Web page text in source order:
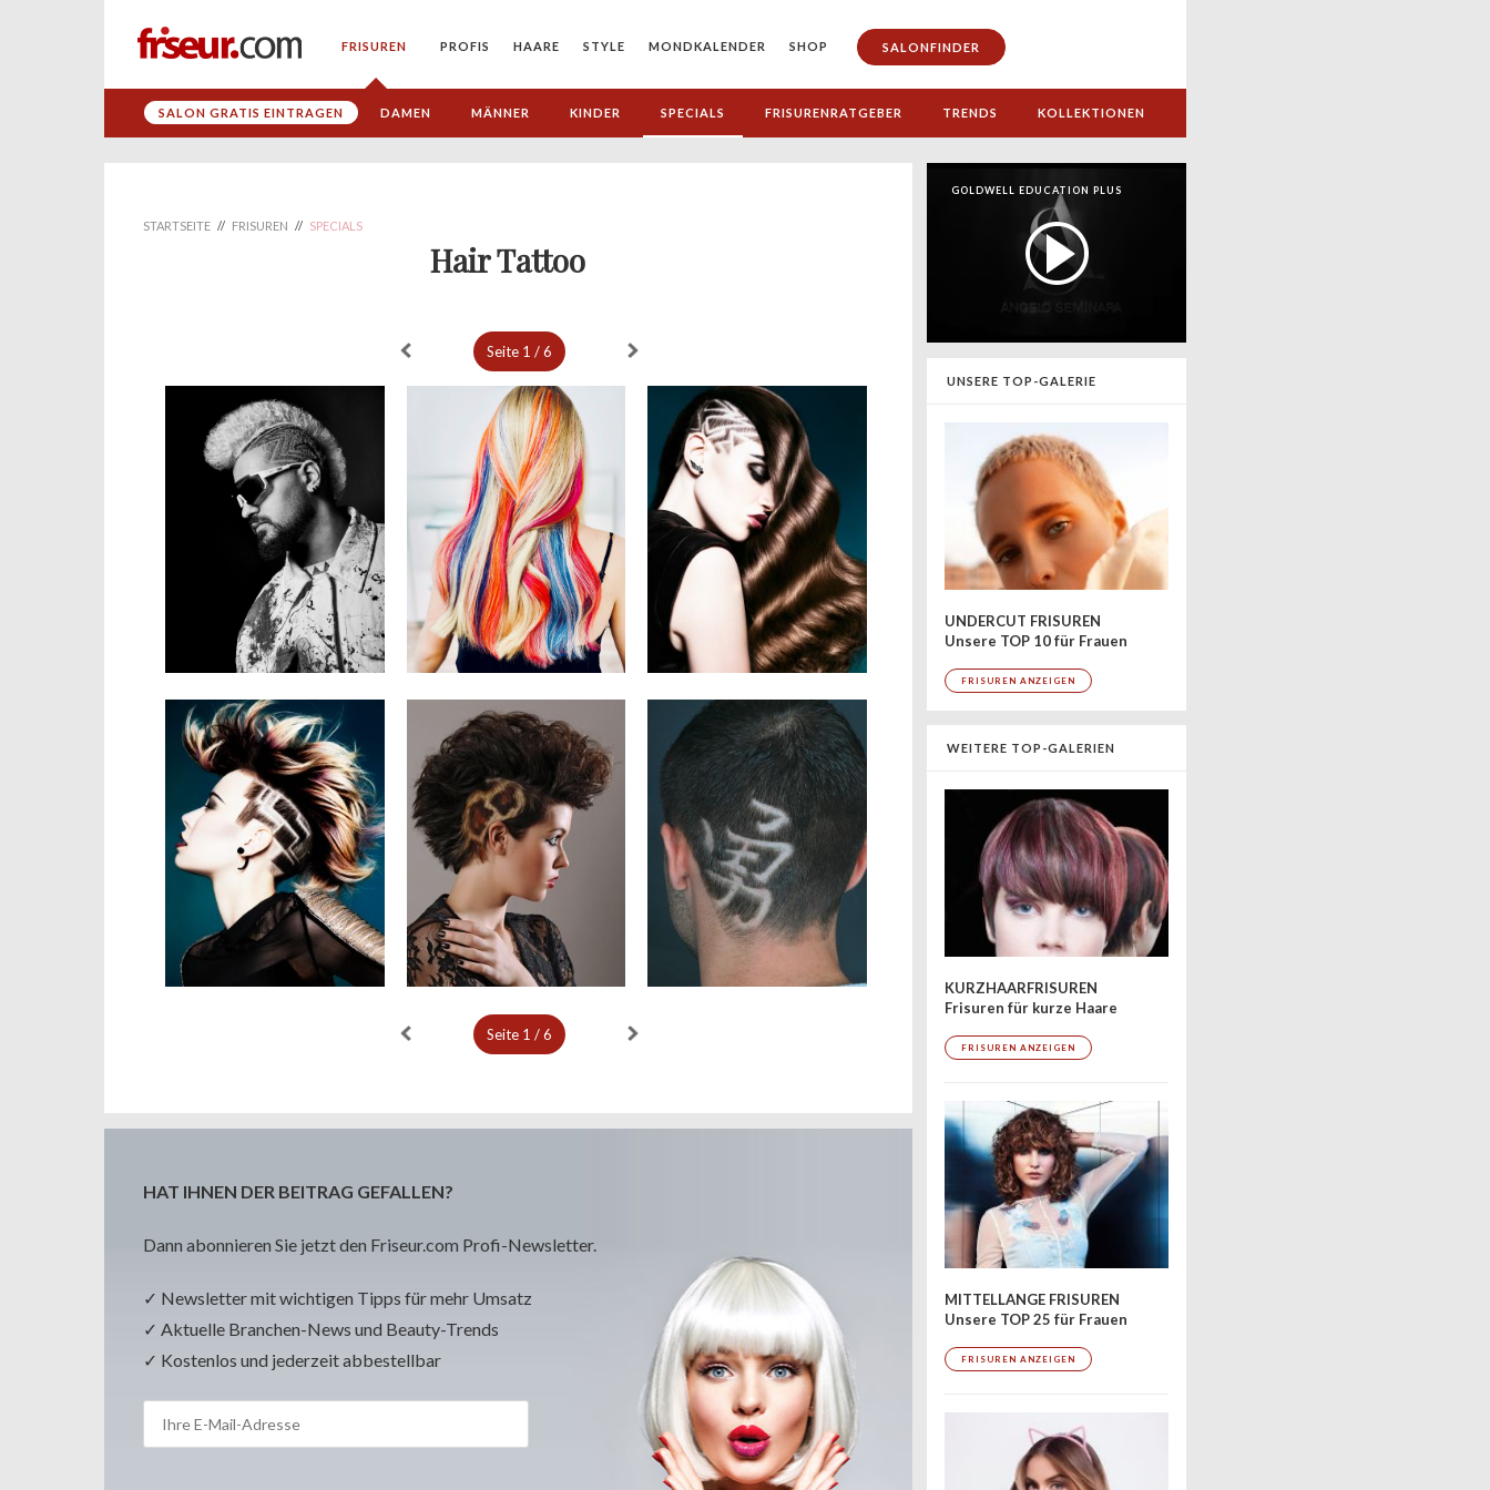
FRISUREN PROFIS HAARE STYLE MONDKALENDER SHOP SALONFINDER
SALON GRATIS EINTRAGEN DAMEN MÄNNER KINDER SPECIALS FRISURENRATGEBER TRENDS KOLLEKTIONEN
STARTSEITE // FRISUREN // SPECIALS
Hair Tattoo
Seite1 / 6
Seite1 / 6
HAT IHNEN DER BEITRAG GEFALLEN?
Dann abonnieren Sie jetzt den Friseur.com Profi-Newsletter.
✓ Newsletter mit wichtigen Tipps für mehr Umsatz
✓ Aktuelle Branchen-News und Beauty-Trends
✓ Kostenlos und jederzeit abbestellbar
GOLDWELL EDUCATION PLUS
UNSERE TOP-GALERIE
UNDERCUT FRISUREN
Unsere TOP 10 für Frauen
FRISUREN ANZEIGEN
WEITERE TOP-GALERIEN
KURZHAARFRISUREN
Frisuren für kurze Haare
FRISUREN ANZEIGEN
MITTELLANGE FRISUREN
Unsere TOP 25 für Frauen
FRISUREN ANZEIGEN